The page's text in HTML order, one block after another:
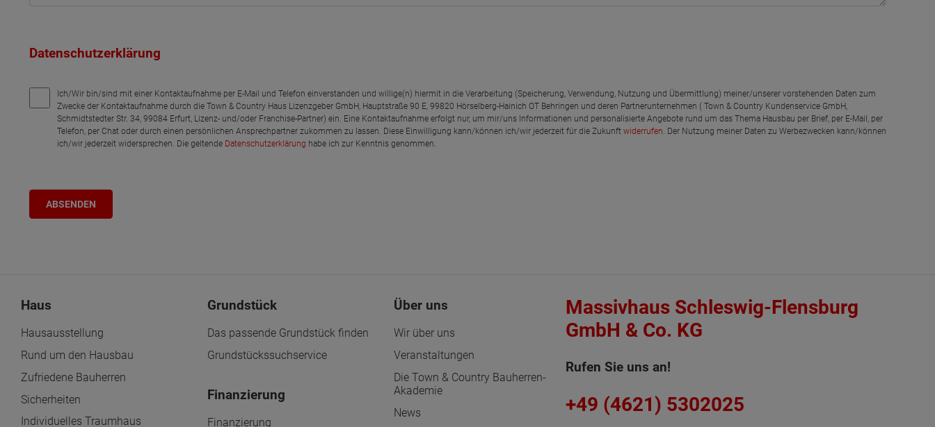
Datenschutzerklärung
Ich/Wir bin/sind mit einer Kontaktaufnahme per E-Mail und Telefon einverstanden und willige(n) hiermit in die Verarbeitung (Speicherung, Verwendung, Nutzung und Übermittlung) meiner/unserer vorstehenden Daten zum
Zwecke der Kontaktaufnahme durch die Town & Country Haus Lizenzgeber GmbH, Hauptstraße 90 E, 99820 Hörselberg-Hainich OT Behringen und deren Partnerunternehmen ( Town & Country Kundenservice GmbH,
Schmidtstedter Str. 34, 99084 Erfurt, Lizenz- und/oder Franchise-Partner) ein. Eine Kontaktaufnahme erfolgt nur, um mir/uns Informationen und personalisierte Angebote rund um das Thema Hausbau per Brief, per E-Mail, per
Telefon, per Chat oder durch einen persönlichen Ansprechpartner zukommen zu lassen. Diese Einwilligung kann/können ich/wir jederzeit für die Zukunft widerrufen. Der Nutzung meiner Daten zu Werbezwecken kann/können
ich/wir jederzeit widersprechen. Die geltende Datenschutzerklärung habe ich zur Kenntnis genommen.
Haus
Hausausstellung
Rund um den Hausbau
Zufriedene Bauherren
Sicherheiten
Individuelles Traumhaus
Grundstück
Das passende Grundstück finden
Grundstückssuchservice
Finanzierung
Finanzierung
Über uns
Wir über uns
Veranstaltungen
Die Town & Country Bauherren-
Akademie
News
Massivhaus Schleswig-Flensburg
GmbH & Co. KG
Rufen Sie uns an!
+49 (4621) 5302025